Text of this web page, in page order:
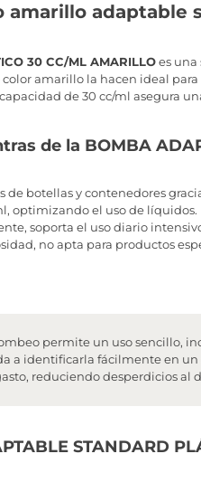
adaptable
30 CC/ML AMARILLOes una
amarillo la hacen ideal
de 30 cc/ml asegura
de la BOMBA
botellas y contenedores
optimizando el uso de líquidos.
soporta el uso diario
no apta para productos
permite un uso sencillo,
a identificarla fácilmente en
reduciendo desperdicios al
STANDARD